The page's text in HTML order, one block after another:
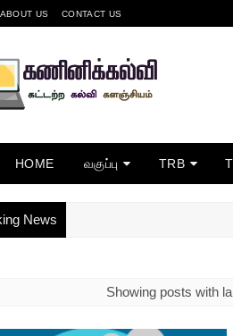
ABOUT US CONTACT US
HOME வகுப்பு TRB
News
Showing posts with